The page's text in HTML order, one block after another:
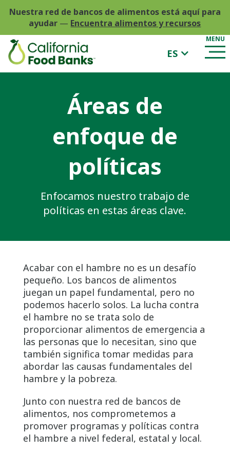
Nuestra red de bancos de alimentos está aquí para
ayudar — Encuentra alimentos y recursos
ES
Áreas de
enfoque de
políticas
Enfocamos nuestro trabajo de
políticas en estas áreas clave.
Acabar con el hambre no es un desafío
pequeño. Los bancos de alimentos
juegan un papel fundamental, pero no
podemos hacerlo solos. La lucha contra
el hambre no se trata solo de
proporcionar alimentos de emergencia a
las personas que lo necesitan, sino que
también significa tomar medidas para
abordar las causas fundamentales del
hambre y la pobreza.
Junto con nuestra red de bancos de
alimentos, nos comprometemos a
promover programas y políticas contra
el hambre a nivel federal, estatal y local.